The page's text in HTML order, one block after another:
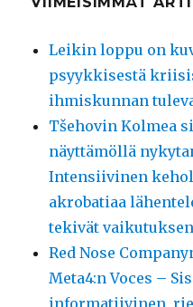
Leikin loppu on
psyykkisestä
ihmiskunnan
Tšehovin Kolmea
näyttämöllä
Intensiivinen
akrobatiaa
tekivät vaikutuksen
Red Nose
Meta4:n Voces –